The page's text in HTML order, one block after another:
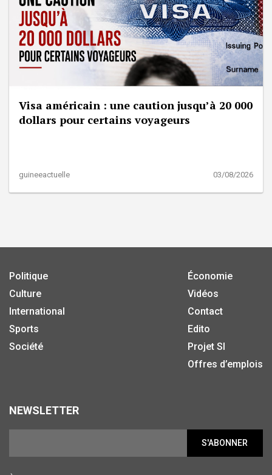
Visa américain : une caution jusqu’à 20 000
dollars pour certains voyageurs
guineeactuelle 03/08/2026
Politique
Culture
International
Sports
Société
Économie
Vidéos
Contact
Edito
Projet SI
Offres d’emplois
NEWSLETTER
S'ABONNER